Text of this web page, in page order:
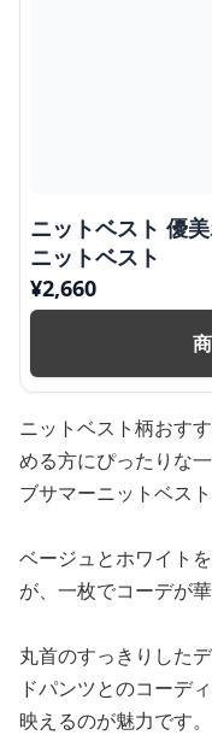
ニットベスト 優
ニットベスト
¥2,660
ニットベスト柄おす
める方にぴったりな
ブサマーニットベスト
ベージュとホワイト
が、一枚でコーデが
丸首のすっきりした
ドパンツとのコーデ
映えるのが魅力です。